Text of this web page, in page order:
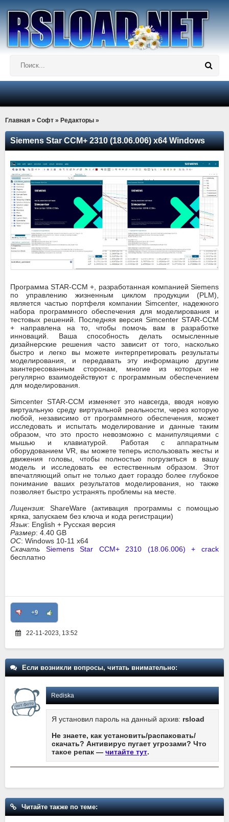
Главная » Софт » Редакторы »
Siemens Star CCM+ 2310 (18.06.006) x64 Windows
Программа STAR-CCM +, разработанная компанией Siemens
по управлению жизненным циклом продукции (PLM),
является частью портфеля компании Simcenter, надежного
набора программного обеспечения для моделирования и
тестовых решений. Последняя версия Simcenter STAR-CCM
+ направлена на то, чтобы помочь вам в разработке
инноваций. Ваша способность делать осмысленные
дизайнерские решения часто зависит от того, насколько
быстро и легко вы можете интерпретировать результаты
моделирования, и передавать эту информацию другим
заинтересованным сторонам, многие из которых не
регулярно взаимодействуют с программным обеспечением
для моделирования.
Simcenter STAR-CCM изменяет это навсегда, вводя новую
виртуальную среду виртуальной реальности, через которую
любой, независимо от программного обеспечения, может
исследовать и испытать моделирование и данные таким
образом, что это просто невозможно с манипуляциями с
мышью и клавиатурой. Работая с аппаратным
оборудованием VR, вы можете теперь использовать жесты и
движения головы, чтобы полностью погрузиться в вашу
модель и исследовать ее естественным образом. Этот
впечатляющий опыт не только дает гораздо более глубокое
понимание ваших результатов моделирования, но также
позволяет быстро устранять проблемы на месте.
Лицензия: ShareWare (активация программы с помощью
кряка, запускаем без ключа и кода регистрации)
Язык: English + Русская версия
Размер: 4.40 GB
ОС: Windows 10-11 x64
Скачать
Siemens Star CCM+ 2310 (18.06.006) + crack
бесплатно
+9
22-11-2023, 13:52
Если возникли вопросы, читать внимательно:
Rediska
Я установил пароль на данный архив: rsload
Не знаете, как установить/распаковать/
скачать? Антивирус пугает угрозами? Что
такое репак — читайте тут.
Читайте также по теме: